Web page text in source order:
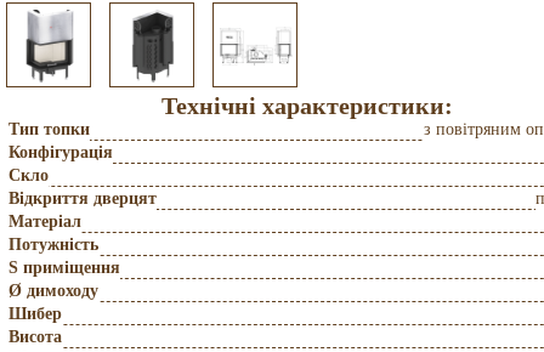
Технічні характеристики:
Тип топки
з повітряним
Конфігурація
Скло
Відкриття дверцят
Матеріал
Потужність
S приміщення
Ø димоходу
Шибер
Висота